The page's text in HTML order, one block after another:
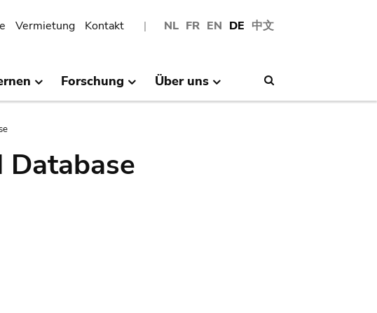
NL FR EN DE 中文
Vermietung Kontakt
Forschung Über uns